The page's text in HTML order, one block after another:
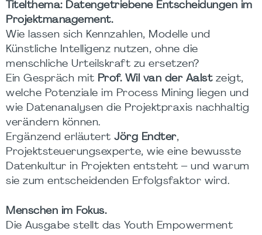
Titelthema: Datengetriebene Entscheidungen im
Projektmanagement.
Wie lassen sich Kennzahlen, Modelle und
Künstliche Intelligenz nutzen, ohne die
menschliche Urteilskraft zu ersetzen?
Ein Gespräch mit Prof. Wil van der Aalstzeigt,
welche Potenziale im Process Mining liegen und
wie Datenanalysen die Projektpraxis nachhaltig
verändern können.
Ergänzend erläutert Jörg Endter,
Projektsteuerungsexperte, wie eine bewusste
Datenkultur in Projekten entsteht – und warum
sie zum entscheidenden Erfolgsfaktor wird.
Menschen im Fokus.
Die Ausgabe stellt das Youth Empowerment